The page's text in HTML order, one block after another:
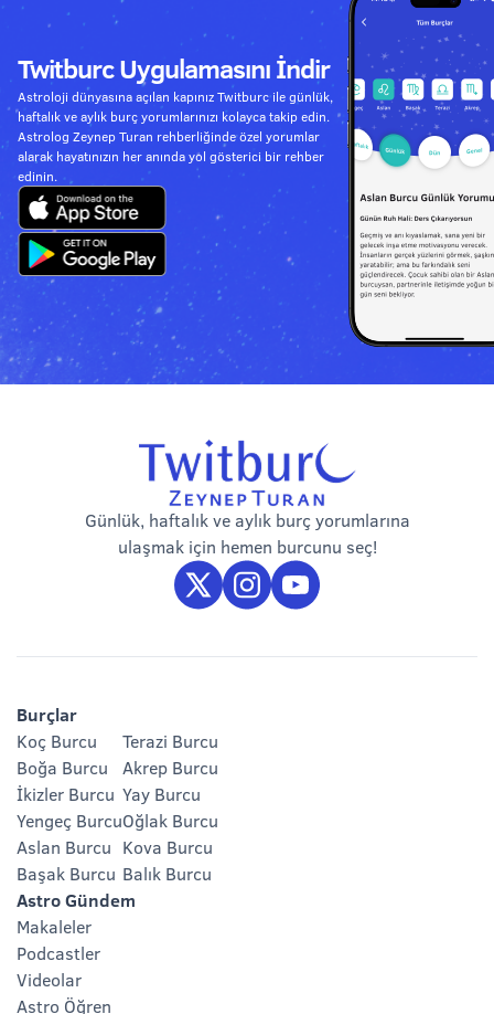
Twitburc Uygulamasını İndir
Astroloji dünyasına açılan kapınız Twitburc ile günlük,
haftalık ve aylık burç yorumlarınızı kolayca takip edin.
Astrolog Zeynep Turan rehberliğinde özel yorumlar
alarak hayatınızın her anında yol gösterici bir rehber
edinin.
Günlük, haftalık ve aylık burç yorumlarına
ulaşmak için hemen burcunu seç!
Burçlar
Koç Burcu
Boğa Burcu
İkizler Burcu
Yengeç Burcu
Aslan Burcu
Başak Burcu
Terazi Burcu
Akrep Burcu
Yay Burcu
Oğlak Burcu
Kova Burcu
Balık Burcu
Astro Gündem
Makaleler
Podcastler
Videolar
Astro Öğren